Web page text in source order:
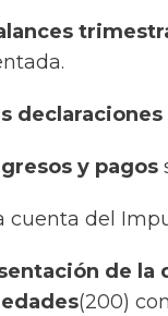
declaraciones
y pagos
cuenta del
de la
(200)